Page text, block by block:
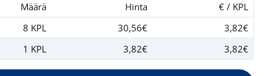
Määrä Hinta
€ / KPL
8 KPL 30,56€
3,82€
1 KPL 3,82€ 3,82€